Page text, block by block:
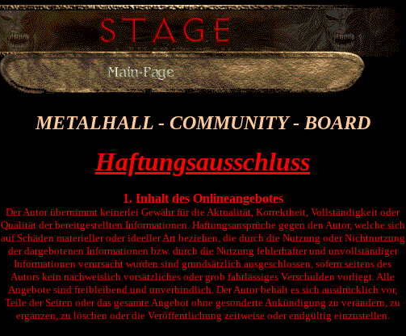
METALHALL - COMMUNITY - BOARD
Haftungsausschluss
1. Inhalt des Onlineangebotes
Der Autor übernimmt keinerlei Gewähr für die Aktualität, Korrektheit, Vollständigkeit oder
Qualität der bereitgestellten Informationen. Haftungsansprüche gegen den Autor, welche sich
auf Schäden materieller oder ideeller Art beziehen, die durch die Nutzung oder Nichtnutzung
der dargebotenen Informationen bzw. durch die Nutzung fehlerhafter und unvollständiger
Informationen verursacht wurden sind grundsätzlich ausgeschlossen, sofern seitens des
Autors kein nachweislich vorsätzliches oder grob fahrlässiges Verschulden vorliegt. Alle
Angebote sind freibleibend und unverbindlich. Der Autor behält es sich ausdrücklich vor,
Teile der Seiten oder das gesamte Angebot ohne gesonderte Ankündigung zu verändern, zu
ergänzen, zu löschen oder die Veröffentlichung zeitweise oder endgültig einzustellen.